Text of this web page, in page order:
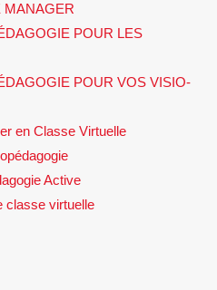
MANAGER
POUR LES
POUR VOS VISIO-
en Classe Virtuelle
Active
classe virtuelle